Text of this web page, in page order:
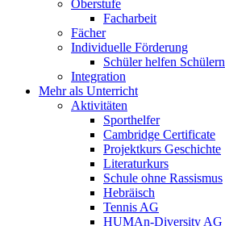
Oberstufe
Facharbeit
Fächer
Individuelle Förderung
Schüler helfen Schülern
Integration
Mehr als Unterricht
Aktivitäten
Sporthelfer
Cambridge Certificate
Projektkurs Geschichte
Literaturkurs
Schule ohne Rassismus
Hebräisch
Tennis AG
HUMAn-Diversity AG